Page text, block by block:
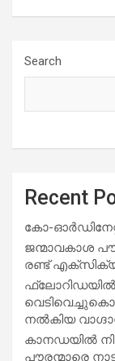
Search
Recent
കോ-
ജന്മാവകാശ
രണ്ട്
ഫ്ലോറിഡയിൽ
നൽകിയ
കാനഡയിൽ
പൗരന്മാരെ